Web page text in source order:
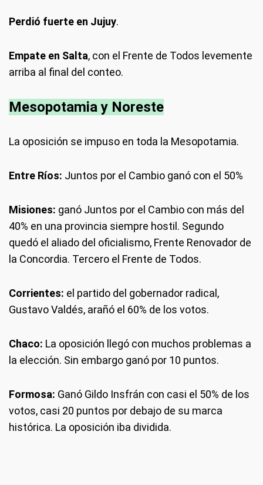
Perdió fuerte en Jujuy.
Empate en Salta, con el Frente de Todos levemente
arriba al final del conteo.
Mesopotamia y Noreste
La oposición se impuso en toda la Mesopotamia.
Entre Ríos: Juntos por el Cambio ganó con el 50%
Misiones: ganó Juntos por el Cambio con más del
40% en una provincia siempre hostil. Segundo
quedó el aliado del oficialismo, Frente Renovador de
la Concordia. Tercero el Frente de Todos.
Corrientes: el partido del gobernador radical,
Gustavo Valdés, arañó el 60% de los votos.
Chaco: La oposición llegó con muchos problemas a
la elección. Sin embargo ganó por 10 puntos.
Formosa: Ganó Gildo Insfrán con casi el 50% de los
votos, casi 20 puntos por debajo de su marca
histórica. La oposición iba dividida.